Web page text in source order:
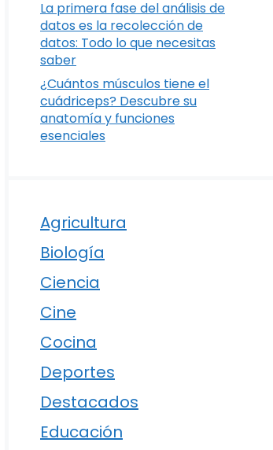
La primera fase del análisis de
datos es la recolección de
datos: Todo lo que necesitas
saber
¿Cuántos músculos tiene el
cuádriceps? Descubre su
anatomía y funciones
esenciales
Agricultura
Biología
Ciencia
Cine
Cocina
Deportes
Destacados
Educación